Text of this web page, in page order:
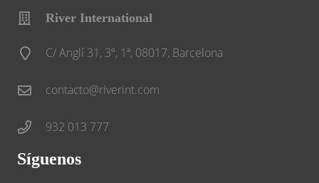
River International
C/ Anglí 31, 3º, 1ª, 08017, Barcelona
contacto@riverint.com
932 013 777
Síguenos